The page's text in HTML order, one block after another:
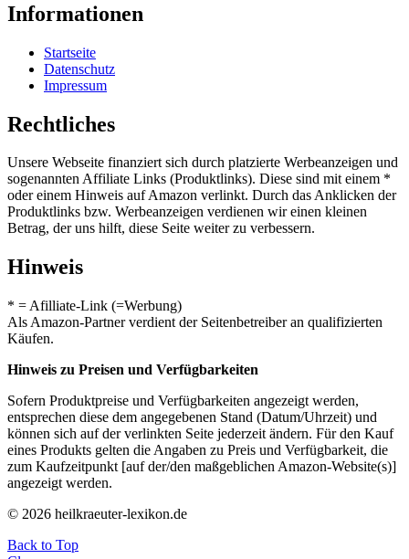
Informationen
Startseite
Datenschutz
Impressum
Rechtliches
Unsere Webseite finanziert sich durch platzierte Werbeanzeigen und
sogenannten Affiliate Links (Produktlinks). Diese sind mit einem *
oder einem Hinweis auf Amazon verlinkt. Durch das Anklicken der
Produktlinks bzw. Werbeanzeigen verdienen wir einen kleinen
Betrag, der uns hilft, diese Seite weiter zu verbessern.
Hinweis
* = Afilliate-Link (=Werbung)
Als Amazon-Partner verdient der Seitenbetreiber an qualifizierten
Käufen.
Hinweis zu Preisen und Verfügbarkeiten
Sofern Produktpreise und Verfügbarkeiten angezeigt werden,
entsprechen diese dem angegebenen Stand (Datum/Uhrzeit) und
können sich auf der verlinkten Seite jederzeit ändern. Für den Kauf
eines Produkts gelten die Angaben zu Preis und Verfügbarkeit, die
zum Kaufzeitpunkt [auf der/den maßgeblichen Amazon-Website(s)]
angezeigt werden.
© 2026 heilkraeuter-lexikon.de
Back to Top